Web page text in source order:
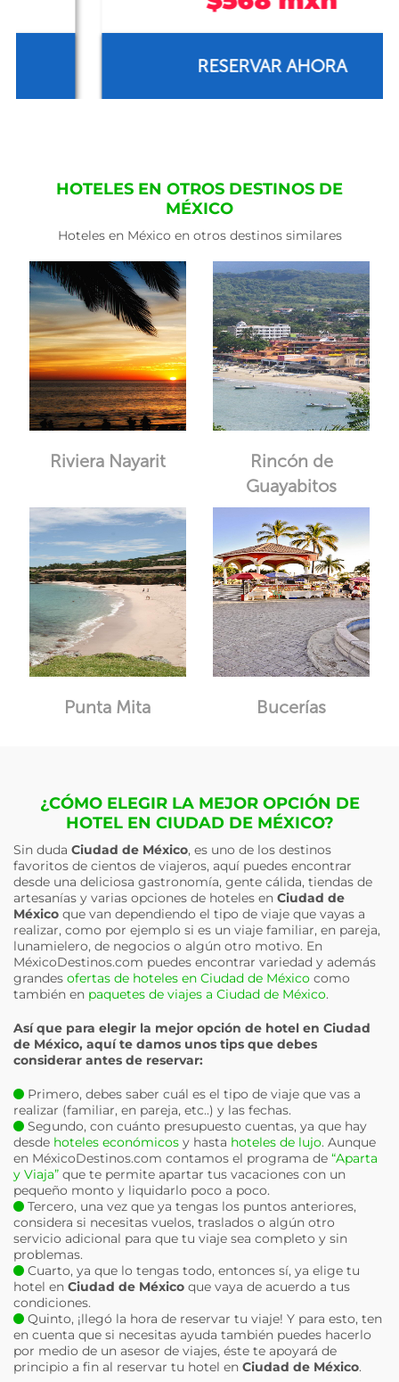
RESERVAR AHORA
HOTELES EN OTROS DESTINOS DE
MÉXICO
Hoteles en México en otros destinos similares
Riviera Nayarit
Rincón de
Guayabitos
Punta Mita Bucerías
¿CÓMO ELEGIR LA MEJOR OPCIÓN DE
HOTEL EN CIUDAD DE MÉXICO?
Sin duda Ciudad de México, es uno de los destinos
favoritos de cientos de viajeros, aquí puedes encontrar
desde una deliciosa gastronomía, gente cálida, tiendas de
artesanías y varias opciones de hoteles en Ciudad de
México que van dependiendo el tipo de viaje que vayas a
realizar, como por ejemplo si es un viaje familiar, en pareja,
lunamielero, de negocios o algún otro motivo. En
MéxicoDestinos.com puedes encontrar variedad y además
grandes ofertas de hoteles en Ciudad de México como
también en paquetes de viajes a Ciudad de México.
Así que para elegir la mejor opción de hotel en Ciudad
de México, aquí te damos unos tips que debes
considerar antes de reservar:
Primero, debes saber cuál es el tipo de viaje que vas a
realizar (familiar, en pareja, etc..) y las fechas.
Segundo, con cuánto presupuesto cuentas, ya que hay
desde hoteles económicos y hasta hoteles de lujo. Aunque
en MéxicoDestinos.com contamos el programa de “Aparta
y Viaja” que te permite apartar tus vacaciones con un
pequeño monto y liquidarlo poco a poco.
Tercero, una vez que ya tengas los puntos anteriores,
considera si necesitas vuelos, traslados o algún otro
servicio adicional para que tu viaje sea completo y sin
problemas.
Cuarto, ya que lo tengas todo, entonces sí, ya elige tu
hotel en Ciudad de México que vaya de acuerdo a tus
condiciones.
Quinto, ¡llegó la hora de reservar tu viaje! Y para esto, ten
en cuenta que si necesitas ayuda también puedes hacerlo
por medio de un asesor de viajes, éste te apoyará de
principio a fin al reservar tu hotel en Ciudad de México.